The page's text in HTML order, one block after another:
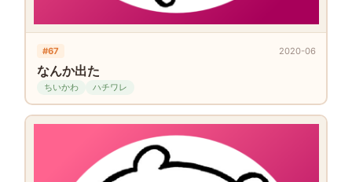
#67 2020-06
なんか出た
ちいかわ ハチワレ